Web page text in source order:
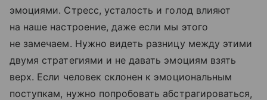
эмоциями. Стресс, усталость и голод влияют
на наше настроение, даже если мы этого
не замечаем. Нужно видеть разницу между этими
двумя стратегиями и не давать эмоциям взять
верх. Если человек склонен к эмоциональным
поступкам, нужно попробовать абстрагироваться,